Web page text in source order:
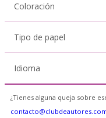
Coloración
Tipo de papel
Idioma
¿Tienes alguna queja sobre